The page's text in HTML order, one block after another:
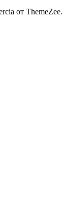
от ThemeZee.